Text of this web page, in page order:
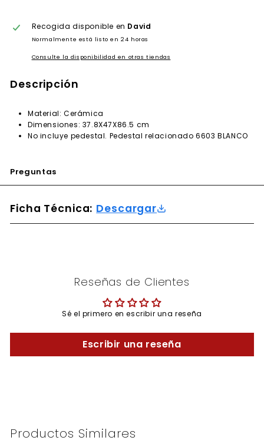
Recogida disponible en David
Normalmente está listo en 24 horas
Consulte la disponibilidad en otras tiendas
Descripción
Material: Cerámica
Dimensiones: 37.8X47X86.5 cm
No incluye pedestal. Pedestal relacionado 6603 BLANCO
Preguntas
Ficha Técnica: Descargar
Reseñas de Clientes
Sé el primero en escribir una reseña
Escribir una reseña
Productos Similares